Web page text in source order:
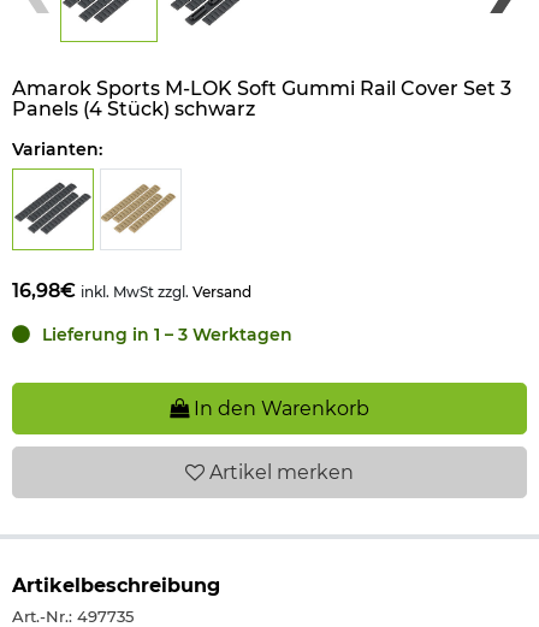
Amarok Sports M-LOK Soft Gummi Rail Cover Set 3
Panels (4 Stück) schwarz
Varianten:
16,98€ inkl. MwSt zzgl. Versand
Lieferung in 1 – 3 Werktagen
In den Warenkorb
Artikel merken
Artikelbeschreibung
Art.-Nr.: 497735